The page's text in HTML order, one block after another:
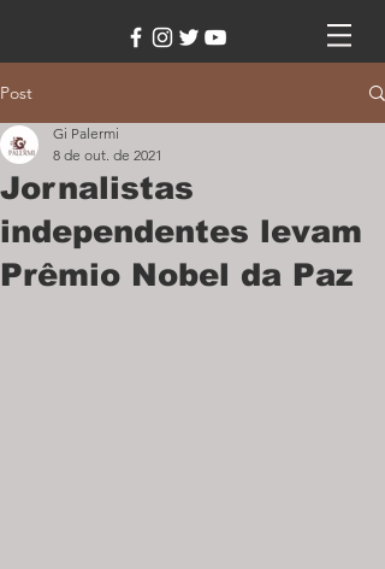
Post
Jornalistas
independentes levam
Prêmio Nobel da Paz
Gi Palermi
8 de out. de 2021